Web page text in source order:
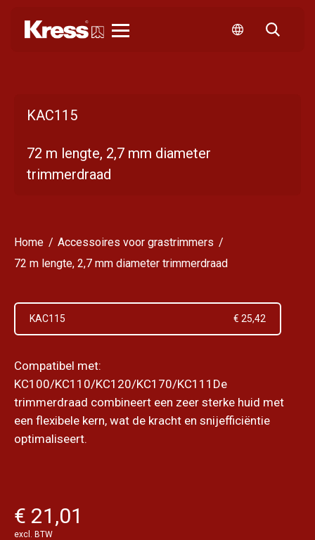
KAC115
72 m lengte, 2,7 mm diameter
trimmerdraad
Home
Accessoires voor grastrimmers
72 m lengte, 2,7 mm diameter trimmerdraad
KAC115 € 25,42
Compatibel met:
KC100/KC110/KC120/KC170/KC111De
trimmerdraad combineert een zeer sterke huid met
een flexibele kern, wat de kracht en snijefficiëntie
optimaliseert.
€ 21,01
excl. BTW